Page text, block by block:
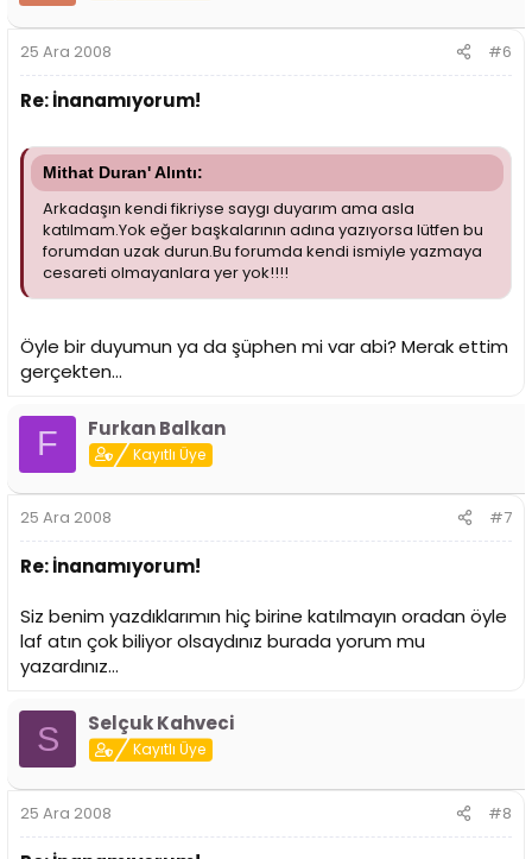
25 Ara 2008 #6
Re: İnanamıyorum!
Mithat Duran' Alıntı:
Arkadaşın kendi fikriyse saygı duyarım ama asla
katılmam.Yok eğer başkalarının adına yazıyorsa lütfen bu
forumdan uzak durun.Bu forumda kendi ismiyle yazmaya
cesareti olmayanlara yer yok!!!!
Öyle bir duyumun ya da şüphen mi var abi? Merak ettim
gerçekten...
F Furkan Balkan
Kayıtlı Üye
25 Ara 2008 #7
Re: İnanamıyorum!
Siz benim yazdıklarımın hiç birine katılmayın oradan öyle
laf atın çok biliyor olsaydınız burada yorum mu
yazardınız...
S Selçuk Kahveci
Kayıtlı Üye
25 Ara 2008 #8